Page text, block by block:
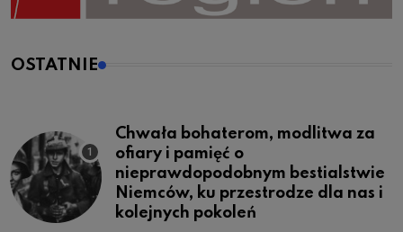
OSTATNIE
Chwała bohaterom, modlitwa za
ofiary i pamięć o
nieprawdopodobnym bestialstwie
Niemców, ku przestrodze dla nas i
kolejnych pokoleń